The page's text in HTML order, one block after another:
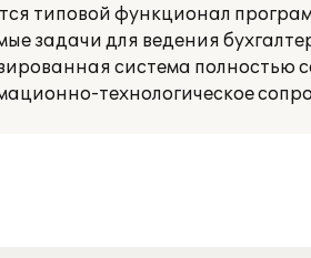
типовой функционал
задачи для ведения
система полностью
технологическое